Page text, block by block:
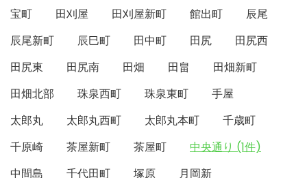
宝町
田刈屋 田刈屋新町 館出町
辰尾
辰尾新町
辰巳町 田中町 田尻
田尻西
田尻東
田尻南 田畑 田畠
田畑新町
田畑北部
珠泉西町 珠泉東町
手屋
太郎丸
太郎丸西町 太郎丸本町
千歳町
千原崎
茶屋新町 茶屋町
中央通り (1件)
中間島
千代田町 塚原
月岡新